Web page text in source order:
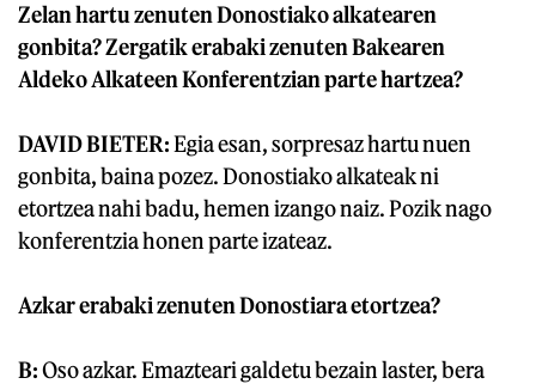
Zelan hartu zenuten Donostiako alkatearen
gonbita? Zergatik erabaki zenuten Bakearen
Aldeko Alkateen Konferentzian parte hartzea?
DAVID BIETER:Egia esan, sorpresaz hartu nuen
gonbita, baina pozez. Donostiako alkateak ni
etortzea nahi badu, hemen izango naiz. Pozik nago
konferentzia honen parte izateaz.
Azkar erabaki zenuten Donostiara etortzea?
B:Oso azkar. Emazteari galdetu bezain laster, bera